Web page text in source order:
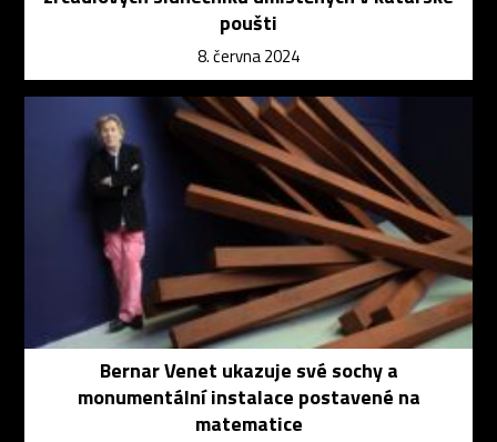
poušti
8. června 2024
Bernar Venet ukazuje své sochy a
monumentální instalace postavené na
matematice